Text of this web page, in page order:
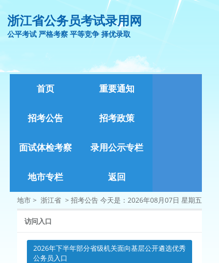
浙江省公务员考试录用网
公平考试 严格考察 平等竞争 择优录取
首页 重要通知
招考公告 招考政策
面试体检考察 录用公示专栏
地市专栏 返回
地市 > 浙江省 > 招考公告 今天是：2026年08月07日 星期五
访问入口
2026年下半年部分省级机关面向基层公开遴选优秀
公务员入口